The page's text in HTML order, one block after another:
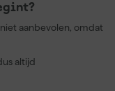
aanbevolen, omdat
altijd